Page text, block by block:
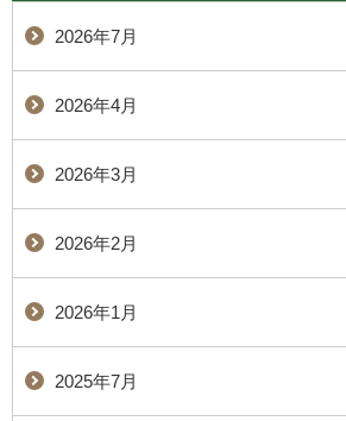
2026年7月
2026年4月
2026年3月
2026年2月
2026年1月
2025年7月